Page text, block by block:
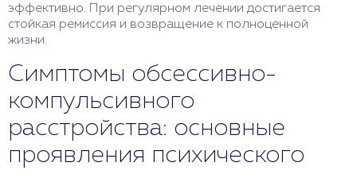
эффективно. При регулярном лечении достигается
стойкая ремиссия и возвращение к полноценной
жизни.
Симптомы обсессивно-
компульсивного
расстройства: основные
проявления психического